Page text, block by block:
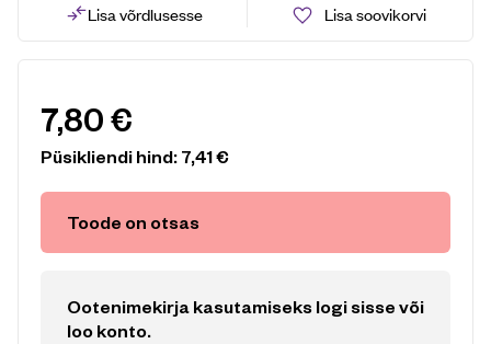
Lisa võrdlusesse Lisa soovikorvi
7,80€
Püsikliendi hind:7,41€
Toode on otsas
Ootenimekirja kasutamiseks logi sisse või
loo konto.